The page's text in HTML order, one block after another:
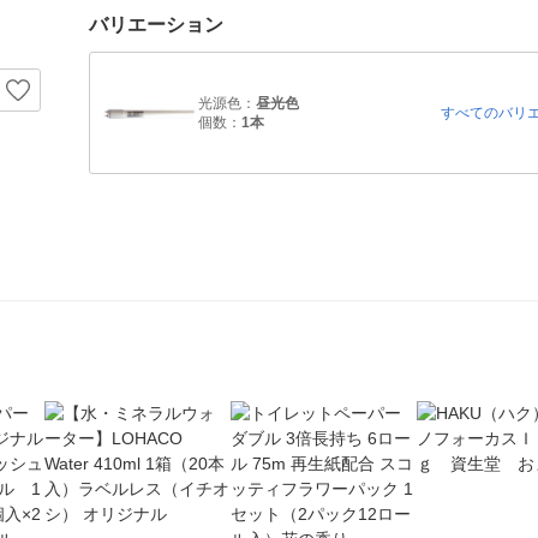
バリエーション
光源色： 昼光色
個数： 1本
すべてのバリ